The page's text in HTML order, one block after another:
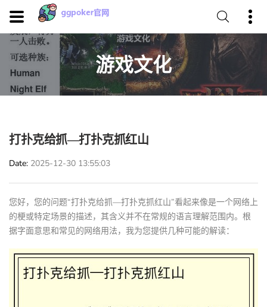
游戏文化
打扑克给抓—打扑克抓红山
Date 2025-12-30 13:55:03
您好，您的问题“打扑克给抓—打扑克抓红山”看起来像是一个网络上
的梗或特定场景的描述，其含义并不在常规的语言理解范围内。根
据字面意思和常见的网络用法，我为您提供几种可能的解读：